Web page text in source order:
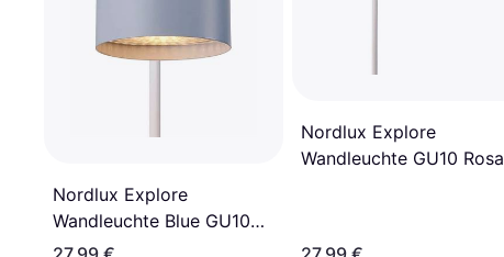
Nordlux Explore
Wandleuchte Blue GU10
Wandlampe
Nordlux Explore
Wandleuchte GU10 Rosa